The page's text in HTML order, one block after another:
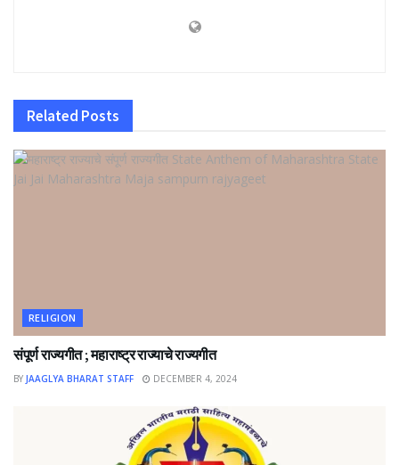
Related Posts
RELIGION
संपूर्ण राज्यगीत ; महाराष्ट्र राज्याचे राज्यगीत
BY JAAGLYA BHARAT STAFF DECEMBER 4, 2024